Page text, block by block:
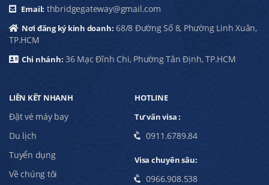
Email: thbridgegateway@gmail.com
Nơi đăng ký kinh doanh: 68/8 Đường Số 8, Phường Linh Xuân,
TP.HCM
Chi nhánh: 36 Mạc Đĩnh Chi, Phường Tân Định, TP.HCM
LIÊN KẾT NHANH
Đặt vé máy bay
Du lịch
Tuyển dụng
Về chúng tôi
HOTLINE
Tư vấn visa :
0911.6789.84
Visa chuyên sâu:
0966.908.538